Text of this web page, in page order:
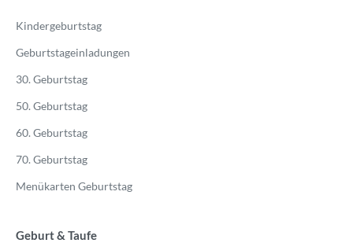
Kindergeburtstag
Geburtstageinladungen
30. Geburtstag
50. Geburtstag
60. Geburtstag
70. Geburtstag
Menükarten Geburtstag
Geburt & Taufe